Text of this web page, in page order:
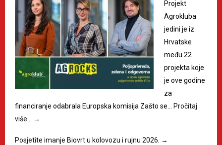
Projekt
Agrokluba
jedini je iz
Hrvatske
među 22
projekta koje
je ove godine
za
financiranje odabrala Europska komisija Zašto se… Pročitaj
više… →
Posjetite imanje Biovrt u kolovozu i rujnu 2026. →